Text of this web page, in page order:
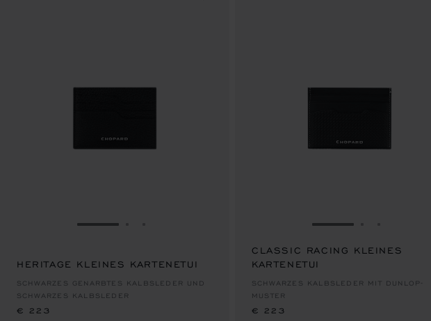
ZUR FOLIE GEHEN 1
HERITAGE KLEINES KARTENETUI
SCHWARZES GENARBTES KALBSLEDER UND
SCHWARZES KALBSLEDER
€ 223
ZUR FOLIE GEHEN 1
CLASSIC RACING KLEINES
KARTENETUI
SCHWARZES KALBSLEDER MIT DUNLOP-
MUSTER
€ 223